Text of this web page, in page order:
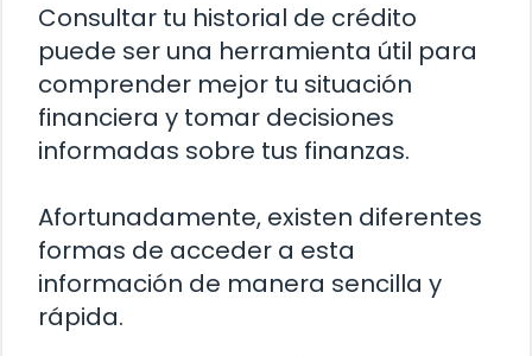
Consultar tu historial de crédito
puede ser una herramienta útil para
comprender mejor tu situación
financiera y tomar decisiones
informadas sobre tus finanzas.
Afortunadamente, existen diferentes
formas de acceder a esta
información de manera sencilla y
rápida.